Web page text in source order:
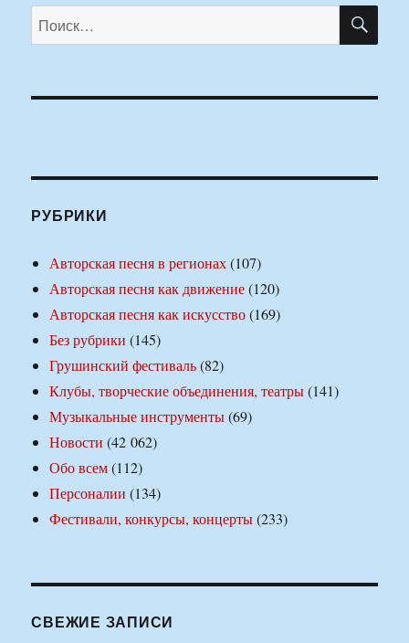
Искать:
РУБРИКИ
Авторская песня в регионах(107)
Авторская песня как движение(120)
Авторская песня как искусство(169)
Без рубрики (145)
Грушинский фестиваль(82)
Клубы, творческие объединения, театры(141)
Музыкальные инструменты(69)
Новости (42 062)
Обо всем(112)
Персоналии (134)
Фестивали, конкурсы, концерты(233)
СВЕЖИЕ ЗАПИСИ